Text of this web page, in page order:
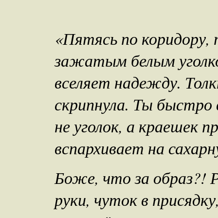
«Пятясь по
зажатым белым
вселяет надежду.
скрипнула. Ты быстро
не уголок, а
вспархивает на
Боже, что за образ?!
руки, чуток в